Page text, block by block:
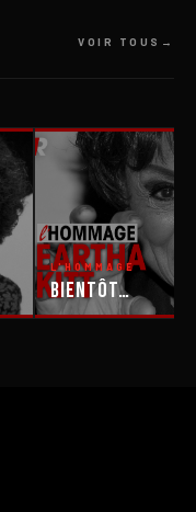
VOIR TOUS
L'HOMMAGE
Bientôt…